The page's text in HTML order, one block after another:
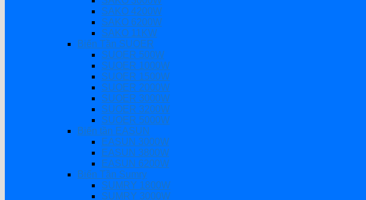
SAKO 4200W
SAKO 6200W
SAKO 11KW
Biến Tần SUOER
SUOER 500W
SUOER 1000W
SUOER 1500W
SUOER 2000W
SUOER 3000W
SUOER 3200W
SUOER 5000W
Biến tần EASUN
EASUN 3000W
EASUN 3800W
EASUN 6200W
Biến Tần Sumry
SUMRY 1800W
SUMRY 3000W